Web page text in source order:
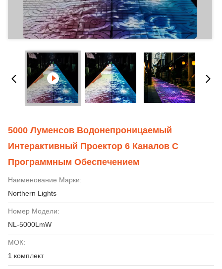
5000 Луменсов Водонепроницаемый
Интерактивный Проектор 6 Каналов С
Программным Обеспечением
Наименование Марки:
Northern Lights
Номер Модели:
NL-5000LmW
МОК:
1 комплект